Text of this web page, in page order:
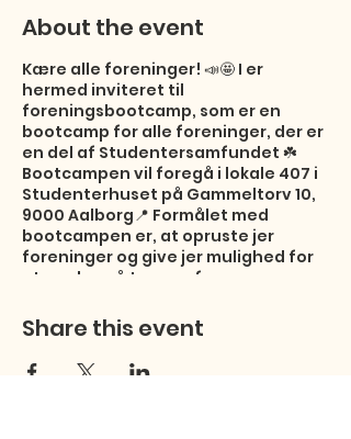
About the event
Kære alle foreninger! 📣🤩 I er
hermed inviteret til
foreningsbootcamp, som er en
bootcamp for alle foreninger, der er
en del af Studentersamfundet ☘️
Bootcampen vil foregå i lokale 407 i
Studenterhuset på Gammeltorv 10,
9000 Aalborg📍 Formålet med
bootcampen er, at opruste jer
foreninger og give jer mulighed for
at mødes på tværs af
networke og erfaringsudveksle 🤝
Studentersamfundet ønsker at give
jer værktøjer og styrke jeres viden
om at få en forening til at køre rundt
Share this event